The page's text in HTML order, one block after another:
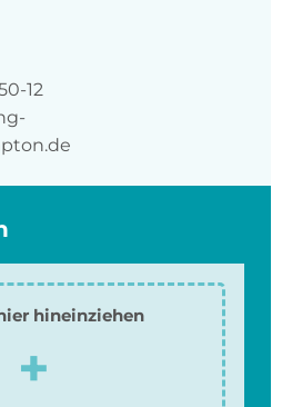
12
hineinziehen